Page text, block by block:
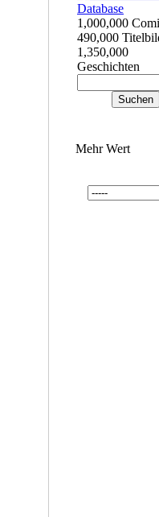
1,000,000
490,000
1,350,000
Geschichten
Mehr Wert